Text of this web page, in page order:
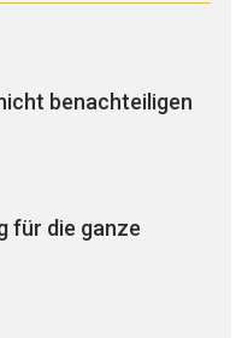
nicht benachteiligen
für die ganze